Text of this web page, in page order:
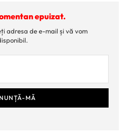
epuizat.
adresa de e-mail și vă vom